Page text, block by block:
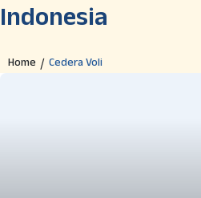
Indonesia
Home / Cedera Voli